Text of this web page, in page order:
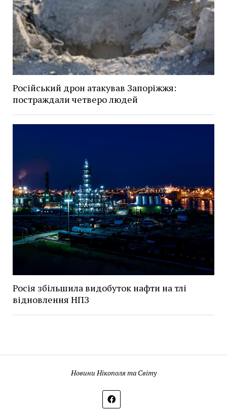
Російський дрон атакував Запоріжжя:
постраждали четверо людей
Росія збільшила видобуток нафти на тлі
відновлення НПЗ
Новини Нікополя та Світу